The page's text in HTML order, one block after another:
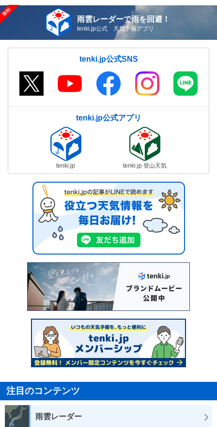
雨雲レーダーで雨を回避！
tenki.jp公式 天気予報アプリ
tenki.jp公式SNS
tenki.jp公式アプリ
tenki.jp tenki.jp 登山天気
注目のコンテンツ
雨雲レーダー